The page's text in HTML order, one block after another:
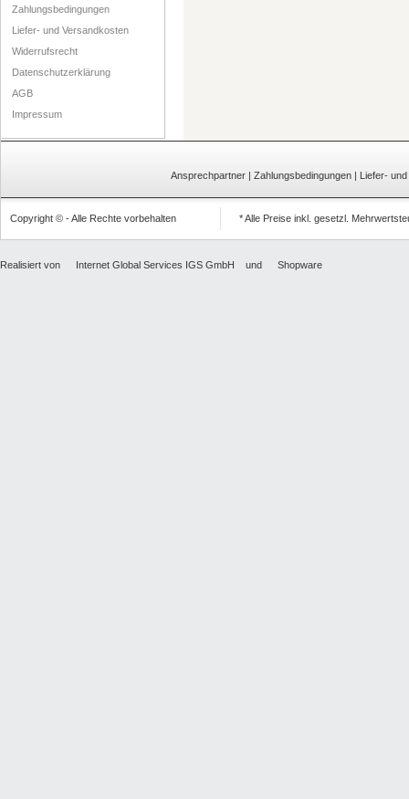
Zahlungsbedingungen
Liefer- und Versandkosten
Widerrufsrecht
Datenschutzerklärung
AGB
Impressum
Ansprechpartner | Zahlungsbedingungen | Liefer-
Copyright © - Alle Rechte vorbehalten * Alle Preise inkl. gesetzl.
Realisiert von Internet Global Services IGS GmbH und Shopware